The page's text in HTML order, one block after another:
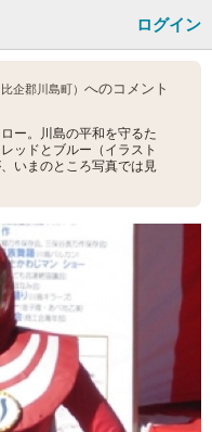
ログイン
比企郡川島町） へのコメント
ー。川島の平和を守るた
ッドとブルー（イラスト
いまのところ写真では見